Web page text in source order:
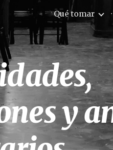
Skip to
Qué tomar
y